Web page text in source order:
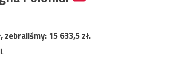
zebraliśmy:15 633,5zł.